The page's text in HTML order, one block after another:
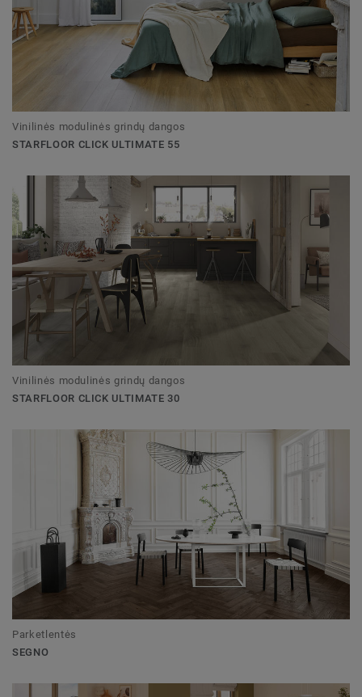
Vinilinės modulinės grindų dangos
STARFLOOR CLICK ULTIMATE 55
Vinilinės modulinės grindų dangos
STARFLOOR CLICK ULTIMATE 30
Parketlentės
SEGNO